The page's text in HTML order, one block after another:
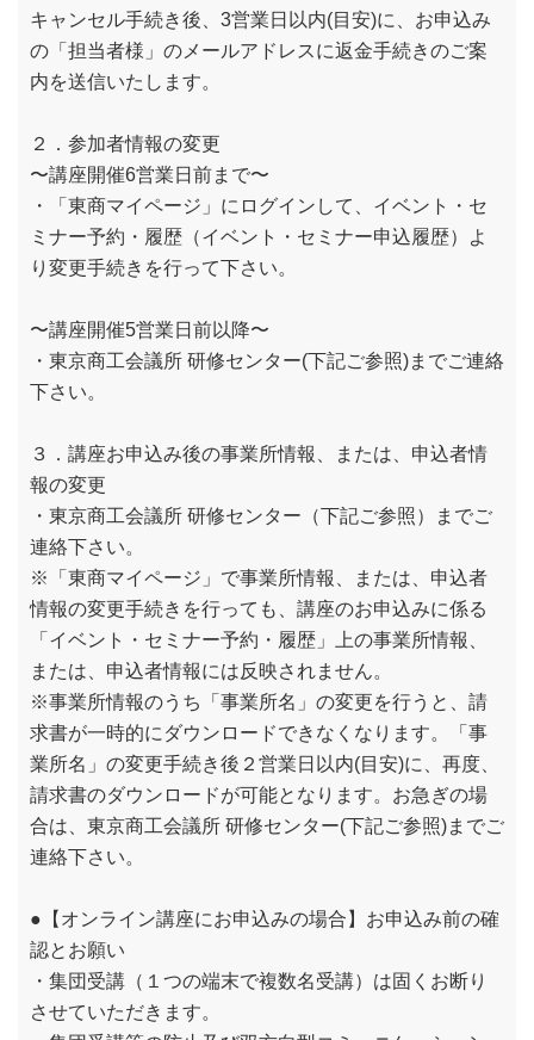
キャンセル手続き後、3営業日以内(目安)に、お申込み
の「担当者様」のメールアドレスに返金手続きのご案
内を送信いたします。
２．参加者情報の変更
〜講座開催6営業日前まで〜
・「東商マイページ」にログインして、イベント・セ
ミナー予約・履歴（イベント・セミナー申込履歴）よ
り変更手続きを行って下さい。
〜講座開催5営業日前以降〜
・東京商工会議所 研修センター(下記ご参照)までご連絡
下さい。
３．講座お申込み後の事業所情報、または、申込者情
報の変更
・東京商工会議所 研修センター（下記ご参照）までご
連絡下さい。
※「東商マイページ」で事業所情報、または、申込者
情報の変更手続きを行っても、講座のお申込みに係る
「イベント・セミナー予約・履歴」上の事業所情報、
または、申込者情報には反映されません。
※事業所情報のうち「事業所名」の変更を行うと、請
求書が一時的にダウンロードできなくなります。「事
業所名」の変更手続き後２営業日以内(目安)に、再度、
請求書のダウンロードが可能となります。お急ぎの場
合は、東京商工会議所 研修センター(下記ご参照)までご
連絡下さい。
●【オンライン講座にお申込みの場合】お申込み前の確
認とお願い
・集団受講（１つの端末で複数名受講）は固くお断り
させていただきます。